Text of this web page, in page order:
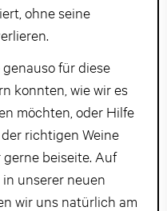
ohne seine
für diese
konnten, wie wir es
möchten, oder Hilfe
richtigen Weine
beiseite. Auf
unserer neuen
wir uns natürlich am